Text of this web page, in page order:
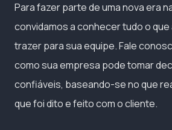
Para fazer parte de uma nova era
convidamos a conhecer tudo o que
trazer para sua equipe. Fale
como sua empresa pode tomar
confiáveis, baseando-se no que
que foi dito e feito com o cliente.